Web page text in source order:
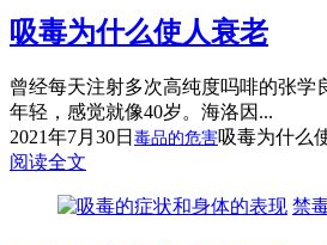
吸毒为什么使人衰老
曾经每天注射多次高纯度吗啡的张学
年轻，感觉就像40岁。海洛因...
2021年7月30日 毒品的危害吸毒为什么
阅读全文
禁